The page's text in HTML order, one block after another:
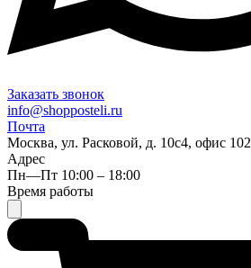
Заказать звонок
info@shopposteli.ru
Почта
Москва, ул. Расковой, д. 10с4, офис 102
Адрес
Пн—Пт 10:00 – 18:00
Время работы